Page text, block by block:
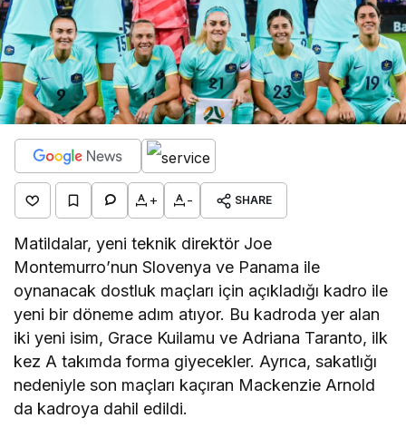
+ - SHARE
Matildalar, yeni teknik direktör Joe
Montemurro’nun Slovenya ve Panama ile
oynanacak dostluk maçları için açıkladığı kadro ile
yeni bir döneme adım atıyor. Bu kadroda yer alan
iki yeni isim, Grace Kuilamu ve Adriana Taranto, ilk
kez A takımda forma giyecekler. Ayrıca, sakatlığı
nedeniyle son maçları kaçıran Mackenzie Arnold
da kadroya dahil edildi.